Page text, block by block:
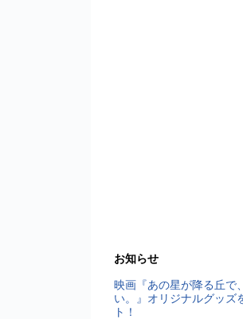
お知らせ
映画『あの星が降る丘で
い。』オリジナルグッズ
ト！